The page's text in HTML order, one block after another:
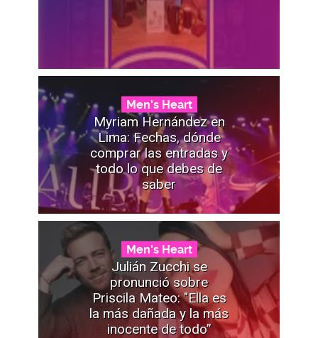
Men's Heart
Myriam Hernández en
Lima: Fechas, dónde
comprar las entradas y
todo lo que debes de
saber
Men's Heart
Julián Zucchi se
pronunció sobre
Priscila Mateo: "Ella es
la más dañada y la más
inocente de todo”